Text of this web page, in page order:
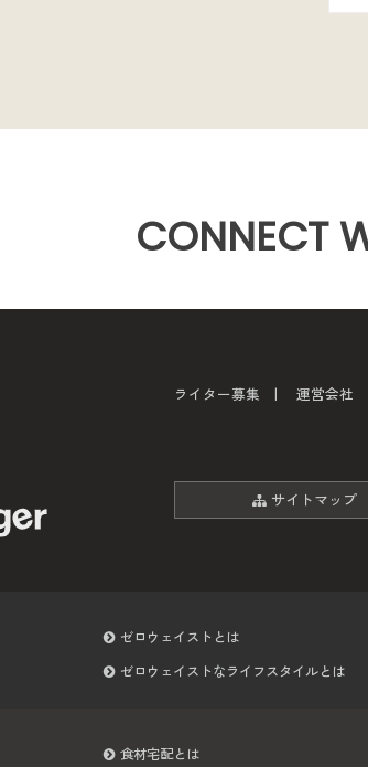
CONNECT
ライター募集 運営会社
サイトマップ
ゼロウェイストとは
ゼロウェイストなライフスタイルとは
食材宅配とは